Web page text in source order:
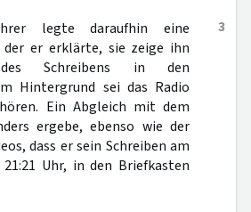
3
legte daraufhin eine
der er erklärte, sie zeige ihn
Schreibens in den
Hintergrund sei das Radio
Ein Abgleich mit dem
ergebe, ebenso wie der
dass er sein Schreiben am
Uhr, in den Briefkasten